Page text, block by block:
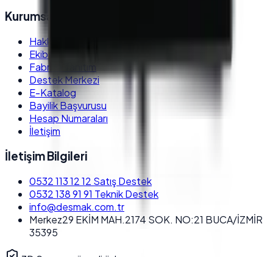
Kurumsal
Hakkımızda
Ekibimiz
Fabrika Tanıtım
Destek Merkezi
E-Katalog
Bayilik Başvurusu
Hesap Numaraları
İletişim
İletişim Bilgileri
0532 113 12 12 Satış Destek
0532 138 91 91 Teknik Destek
info@desmak.com.tr
Merkez29 EKİM MAH.2174 SOK. NO:21 BUCA/İZMİR
35395